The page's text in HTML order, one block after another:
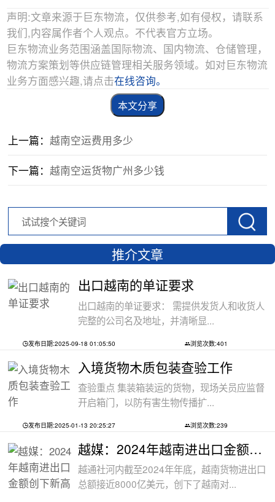
声明:文章来源于巨东物流，仅供参考,如有侵权，请联系
我们,内容属作者个人观点。不代表官方立场。
巨东物流业务范围涵盖国际物流、国内物流、仓储管理，
物流方案策划等供应链管理相关服务领域。如对巨东物流
业务方面感兴趣,请点击在线咨询。
本文分享
上一篇：越南空运费用多少
下一篇：越南空运货物广州多少钱
推介文章
出口越南的单证要求
出口越南的单证要求： 需提供发货人和收货人
完整的公司名及地址，并清晰显...
发布日期:2025-09-18 01:05:50 浏览次数:401
入境货物木质包装查验工作
查验重点 集装箱装运的货物，现场关员应监督
开启箱门，以防有害生物传播扩...
发布日期:2025-01-13 20:25:27 浏览次数:239
越媒：2024年越南进出口金额创下新高纪录
越通社河内截至2024年年底，越南货物进出口
总额接近8000亿美元，创下了越南对...